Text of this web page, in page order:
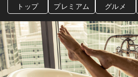
トップ プレミアム グルメ